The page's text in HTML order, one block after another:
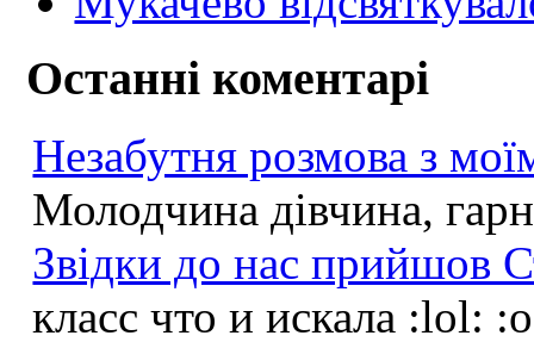
Останні коментарі
Незабутня розмова з
Молодчина дівчина,
Звідки до нас прийшов
класс что и искала :lol: